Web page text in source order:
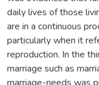
daily lives of those
are in a continuous
particularly when it
reproduction. In the
marriage such as